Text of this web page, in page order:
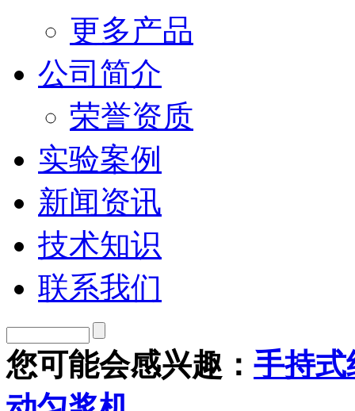
更多产品
公司简介
荣誉资质
实验案例
新闻资讯
技术知识
联系我们
您可能会感兴趣： 手持式